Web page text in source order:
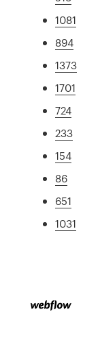
1081
894
1373
1701
724
233
154
86
651
1031